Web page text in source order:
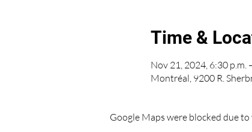
Time &
Nov 21, 2024, 6:30 p.m.
Montréal, 9200 R.
Google Maps were blocked due